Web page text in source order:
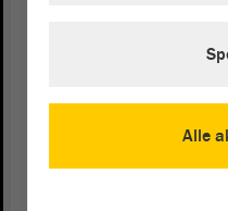
Wohnraum über Onlineportale
ade?!
Alle